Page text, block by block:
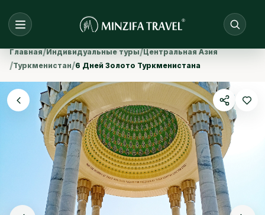
Главная/Индивидуальные туры/Центральная Азия
/Туркменистан/6 Дней Золото Туркменистана